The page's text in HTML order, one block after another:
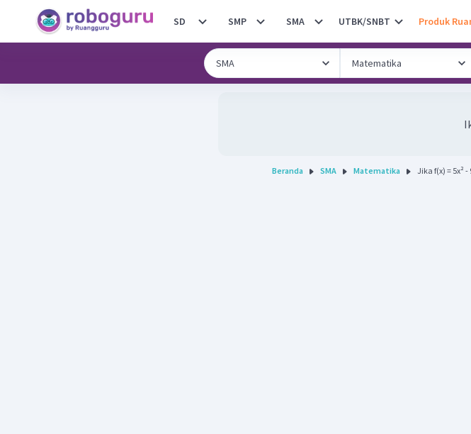
SD SMP SMA UTBK/SNBT Produk
Beranda SMA Matematika Jika f(x) = 5x²